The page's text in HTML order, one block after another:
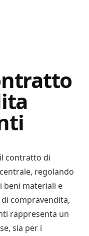
contratto di
regolando
beni materiali e
compravendita,
rappresenta un
sia per i